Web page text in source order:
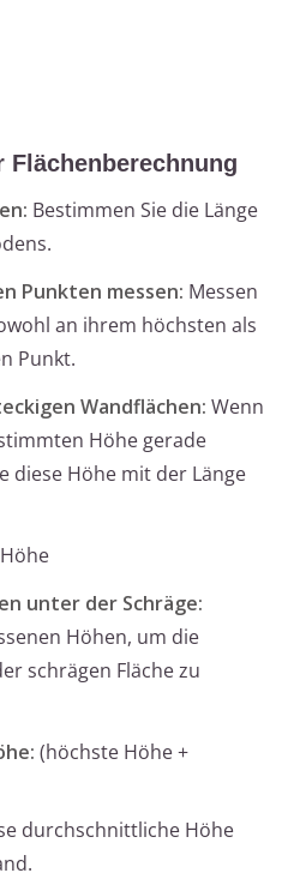
Flächenberechnung
Bestimmen Sie die Länge
Punkten messen: Messen
an ihrem höchsten als
Punkt.
Wandflächen: Wenn
Höhe gerade
diese Höhe mit der Länge
unter der Schräge:
Höhen, um die
schrägen Fläche zu
(höchste Höhe +
durchschnittliche Höhe